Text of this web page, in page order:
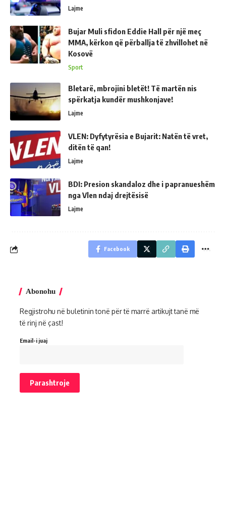
Lajme
Bujar Muli sfidon Eddie Hall për një meç
MMA, kërkon që përballja të zhvillohet në
Kosovë
Sport
Bletarë, mbrojini bletët! Të martën nis
spërkatja kundër mushkonjave!
Lajme
VLEN: Dyfytyrësia e Bujarit: Natën të vret,
ditën të qan!
Lajme
BDI: Presion skandaloz dhe i papranueshëm
nga Vlen ndaj drejtësisë
Lajme
Facebook
Abonohu
Regjistrohu në buletinin tonë për të marrë artikujt tanë më
të rinj në çast!
Email-i juaj